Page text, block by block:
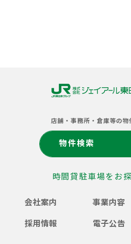
会
社
ェ
ア
ル
東
日
本
店舗・事務所・倉庫等の
物件検索
時間貸駐車場をお
会社案内 事業内容
採用情報
電子公告